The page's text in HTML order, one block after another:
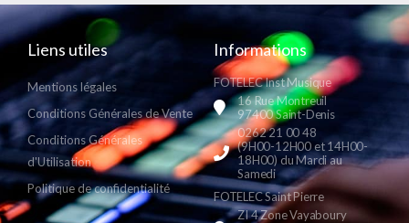
Liens utiles
Mentions légales
Conditions Générales de Vente
Conditions Générales
d'Utilisation
Politique de confidentialité
Informations
FOTELEC Inst Musique
16 Rue Montreuil
97400 Saint-Denis
0262 21 00 48
(9H00-12H00 et 14H00-
18H00) du Mardi au
Samedi
FOTELEC Saint Pierre
ZI 4 Zone Vayaboury